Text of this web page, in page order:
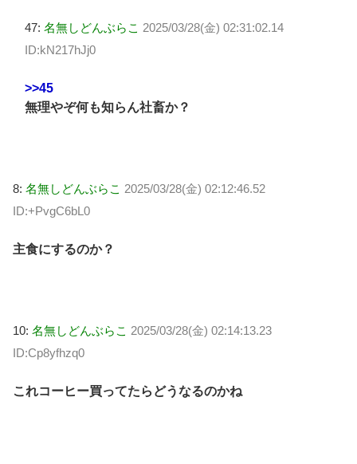
47: 名無しどんぶらこ 2025/03/28(金) 02:31:02.14
ID:kN217hJj0
>>45
無理やぞ何も知らん社畜か？
8: 名無しどんぶらこ 2025/03/28(金) 02:12:46.52
ID:+PvgC6bL0
主食にするのか？
10: 名無しどんぶらこ 2025/03/28(金) 02:14:13.23
ID:Cp8yfhzq0
これコーヒー買ってたらどうなるのかね